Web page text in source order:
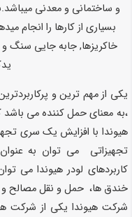
و ساختمانی و معدنی میباشد.
بسیاری از کارها را انجام
خاکریزها, جابه جایی سنگ
یکی از مهم ترین و
،به معنای حمل کننده می
هیوندا با افزایش یک سری
تجهیزاتی می توان به
کاربردهای لودر هیوندا می
خندق ها، حمل و نقل مصالح و
شرکت هیوندا یکی از شرکت